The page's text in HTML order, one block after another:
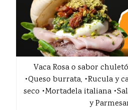
Vaca Rosa o sabor
•Queso burrata, •Rucula y
seco •Mortadela italiana
y